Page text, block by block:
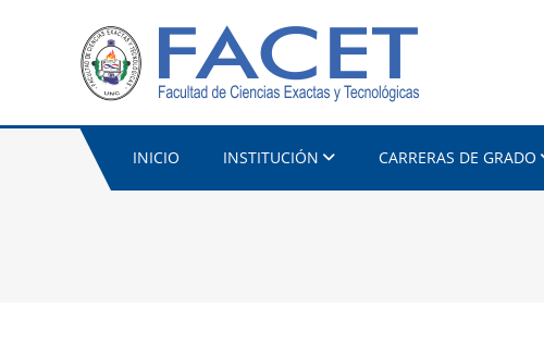
INICIO INSTITUCIÓN CARRERAS DE GRADO